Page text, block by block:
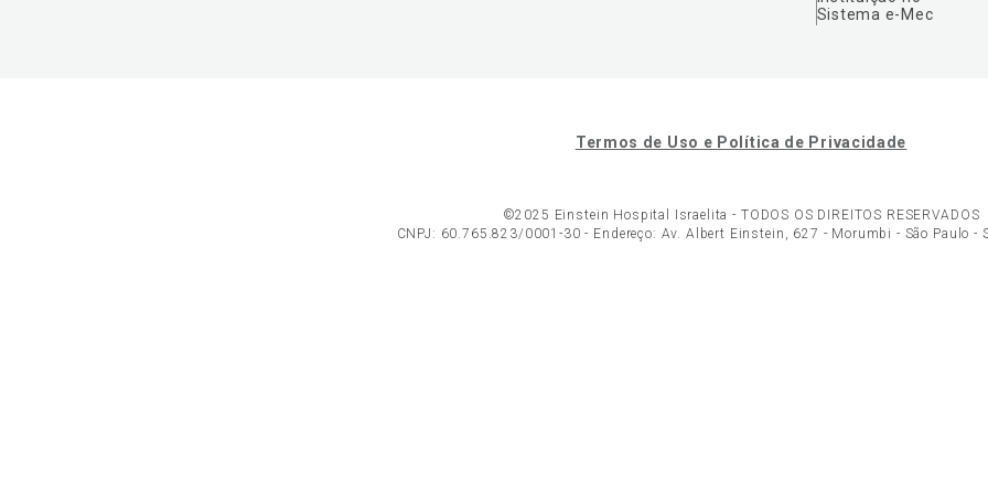
Sistema e-Mec
Termos de Uso e Política de Privacidade
©2025 Einstein Hospital Israelita - TODOS OS DIREITOS RESERVADOS
CNPJ: 60.765.823/0001-30 - Endereço: Av. Albert Einstein, 627 - Morumbi - São Paulo -